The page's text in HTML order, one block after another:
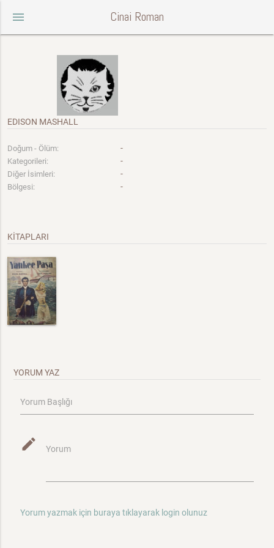
menu Cinai Roman
EDISON MASHALL
Doğum - Ölüm: -
Kategorileri: -
Diğer İsimleri: -
Bölgesi: -
KİTAPLARI
YORUM YAZ
Yorum Başlığı
mode_edit Yorum
Yorum yazmak için buraya tıklayarak login olunuz